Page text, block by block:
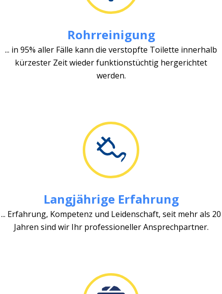
Rohrreinigung
... in 95% aller Fälle kann die verstopfte Toilette innerhalb
kürzester Zeit wieder funktionstüchtig hergerichtet
werden.
Langjährige Erfahrung
... Erfahrung, Kompetenz und Leidenschaft, seit mehr als 20
Jahren sind wir Ihr professioneller Ansprechpartner.